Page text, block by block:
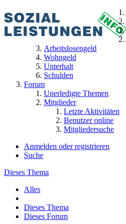
Arbeitslosengeld
Wohngeld
Unterhalt
Schulden
Forum
Unerledigte Themen
Mitglieder
Letzte Aktivitäten
Benutzer online
Mitgliedersuche
Anmelden oder registrieren
Suche
Dieses Thema
Alles
Dieses Thema
Dieses Forum